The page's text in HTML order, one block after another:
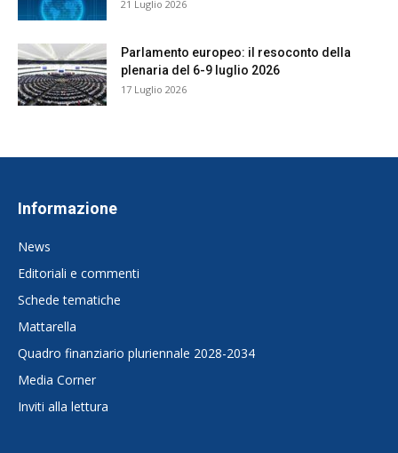
21 Luglio 2026
Parlamento europeo: il resoconto della
plenaria del 6-9 luglio 2026
17 Luglio 2026
Informazione
News
Editoriali e commenti
Schede tematiche
Mattarella
Quadro finanziario pluriennale 2028-2034
Media Corner
Inviti alla lettura